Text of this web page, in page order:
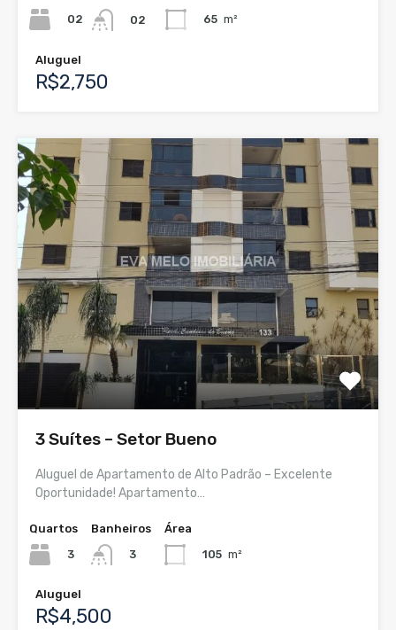
02
02
65 m²
Aluguel
R$2,750
3 Suítes – Setor Bueno
Aluguel de Apartamento de Alto Padrão – Excelente
Oportunidade! Apartamento…
Quartos
3
Banheiros
3
Área
105 m²
Aluguel
R$4,500